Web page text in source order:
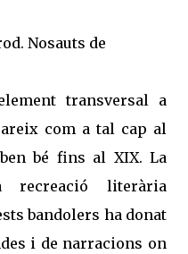
Nosauts de
transversal a
com a tal cap al
bé fins al XIX. La
literària
bandolers ha donat
i de narracions on